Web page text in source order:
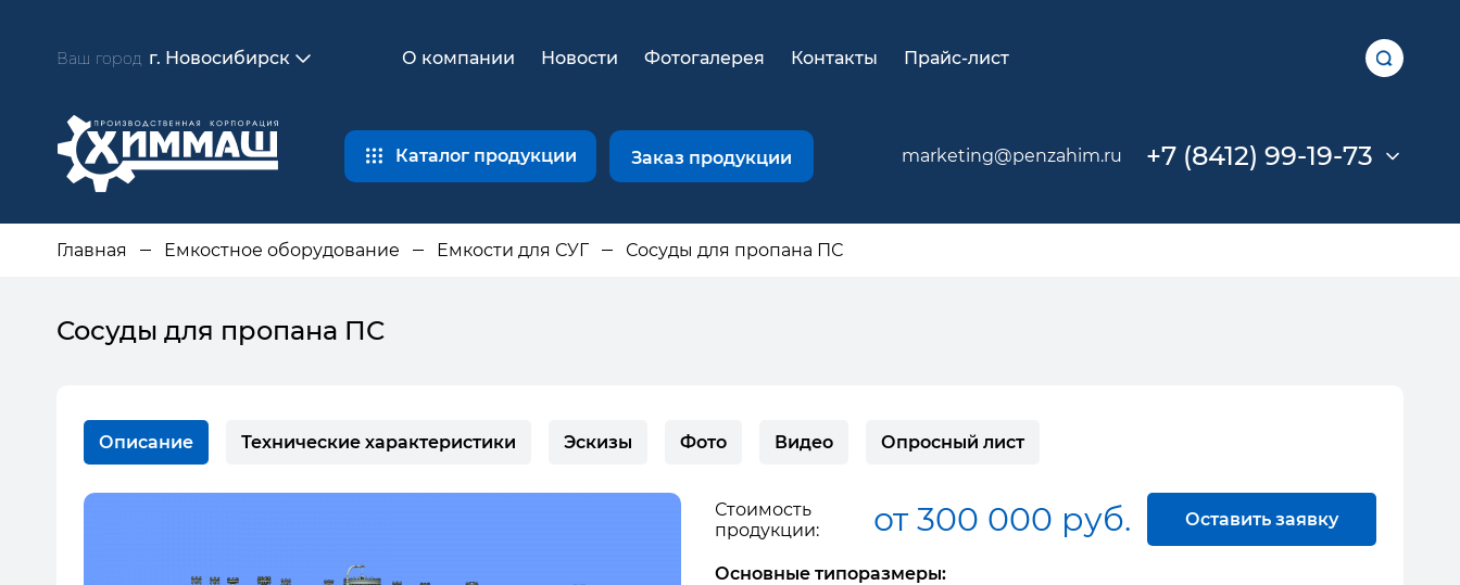
Ваш город г. Новосибирск О компании Новости Фотогалерея Контакты Прайс-лист
Каталог продукции Заказ продукции marketing@penzahim.ru +7 (8412) 99-19-73
Главная Емкостное оборудование Емкости для СУГ Сосуды для пропана ПС
Сосуды для пропана ПС
Описание Технические характеристики Эскизы Фото Видео Опросный лист
Стоимость
продукции:
от 300 000 руб. Оставить заявку
Основные типоразмеры: